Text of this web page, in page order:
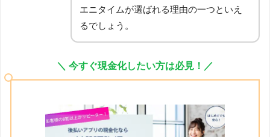
エニタイムが選ばれる理由の一つといえ
るでしょう。
＼ 今すぐ現金化したい方は必見！／